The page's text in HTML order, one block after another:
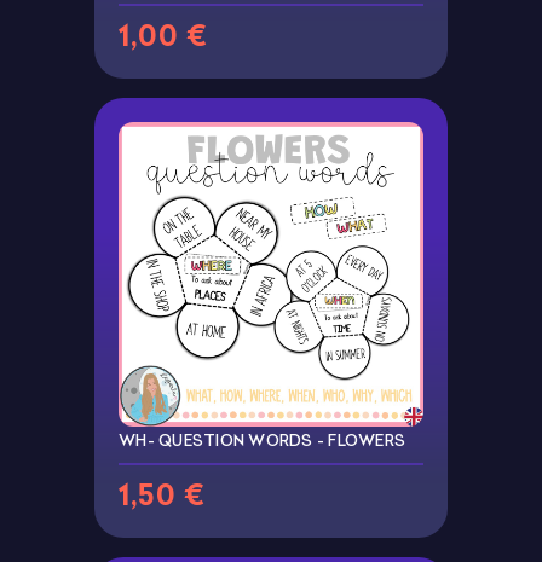
1,00 €
WH- QUESTION WORDS - FLOWERS
1,50 €